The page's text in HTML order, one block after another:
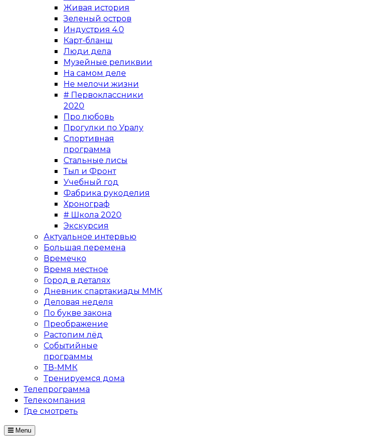
Живая история
Зеленый остров
Индустрия 4.0
Карт-бланш
Люди дела
Музейные реликвии
На самом деле
Не мелочи жизни
# Первоклассники
2020
Про любовь
Прогулки по Уралу
Спортивная
программа
Стальные лисы
Тыл и Фронт
Учебный год
Фабрика рукоделия
Хронограф
# Школа 2020
Экскурсия
Актуальное интервью
Большая перемена
Времечко
Время местное
Город в деталях
Дневник спартакиады ММК
Деловая неделя
По букве закона
Преображение
Растопим лёд
Событийные
программы
ТВ-ММК
Тренируемся дома
Телепрограмма
Телекомпания
Где смотреть
Menu